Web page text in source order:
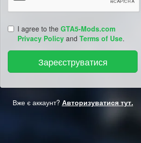
I agree to the GTA5-Mods.com
Privacy Policy and Terms of Use.
Вже є аккаунт? Авторизуватися тут.